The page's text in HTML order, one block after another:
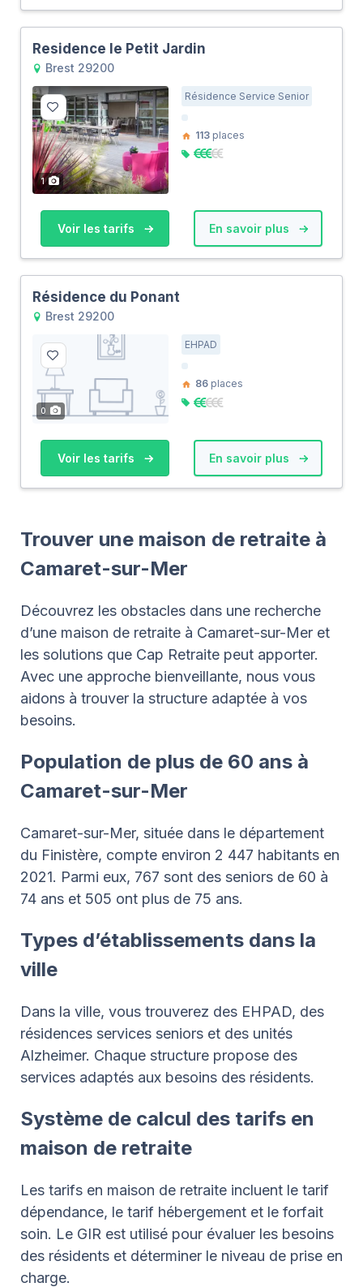
Residence le Petit Jardin
Brest 29200
1
Résidence Service Senior
113 places
Voir les tarifs En savoir plus
Résidence du Ponant
Brest 29200
0
EHPAD
86 places
Voir les tarifs En savoir plus
Trouver une maison de retraite à
Camaret-sur-Mer
Découvrez les obstacles dans une recherche
d’une maison de retraite à Camaret-sur-Mer et
les solutions que Cap Retraite peut apporter.
Avec une approche bienveillante, nous vous
aidons à trouver la structure adaptée à vos
besoins.
Population de plus de 60 ans à
Camaret-sur-Mer
Camaret-sur-Mer, située dans le département
du Finistère, compte environ 2 447 habitants en
2021. Parmi eux, 767 sont des seniors de 60 à
74 ans et 505 ont plus de 75 ans.
Types d’établissements dans la
ville
Dans la ville, vous trouverez des EHPAD, des
résidences services seniors et des unités
Alzheimer. Chaque structure propose des
services adaptés aux besoins des résidents.
Système de calcul des tarifs en
maison de retraite
Les tarifs en maison de retraite incluent le tarif
dépendance, le tarif hébergement et le forfait
soin. Le GIR est utilisé pour évaluer les besoins
des résidents et déterminer le niveau de prise en
charge.